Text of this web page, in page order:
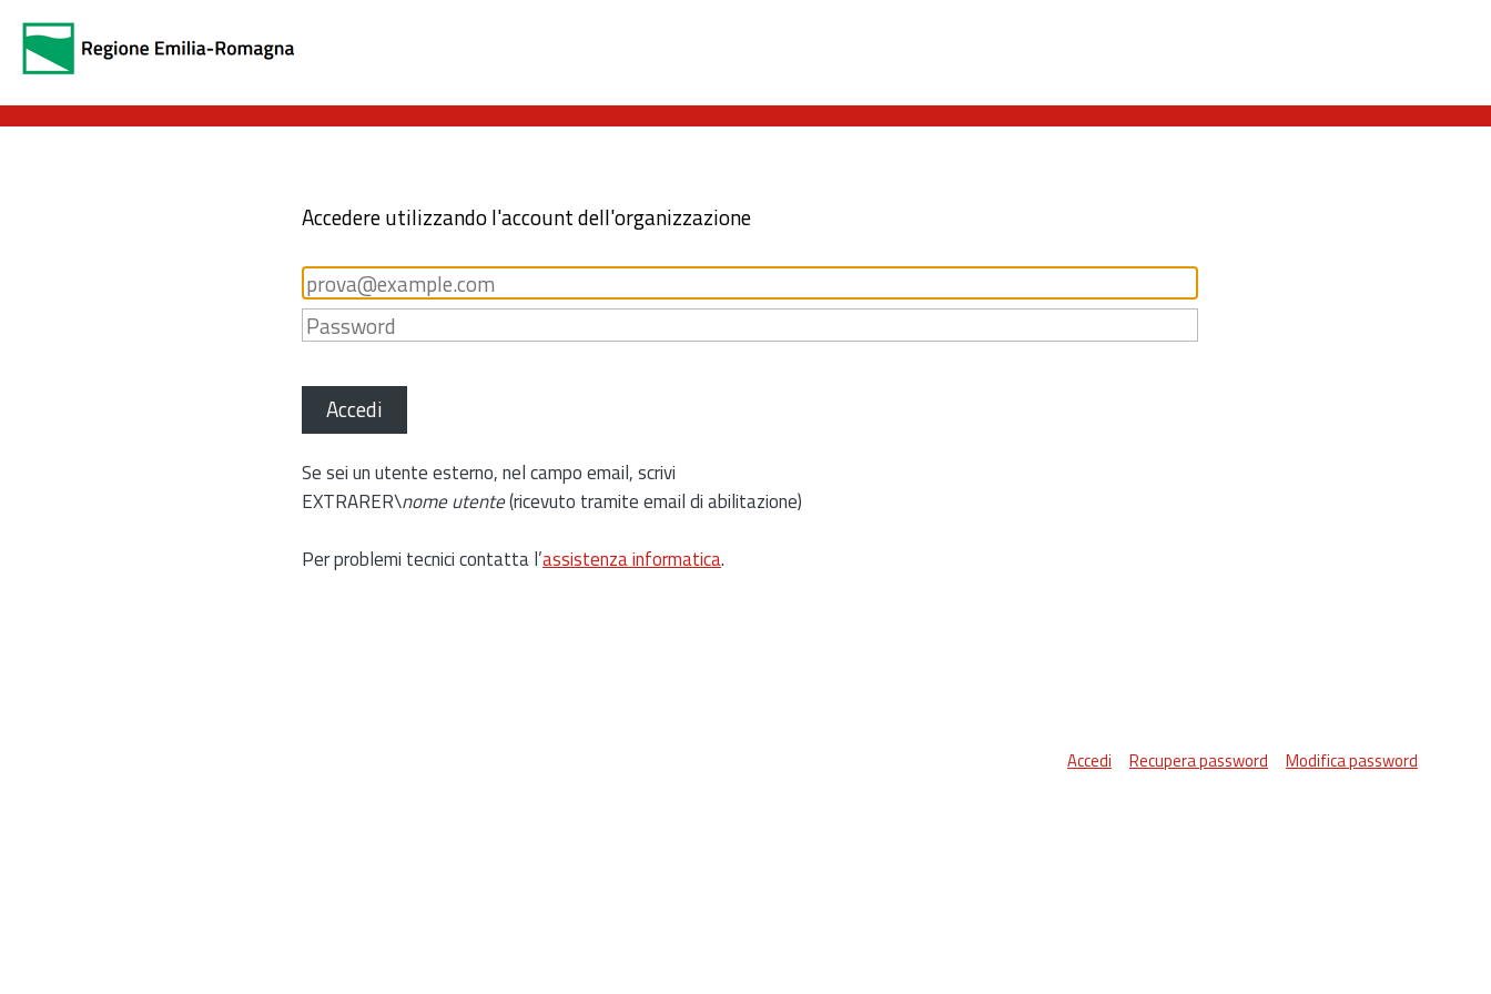
Accedere utilizzando l'account dell'organizzazione
Accedi
Se sei un utente esterno, nel campo email, scrivi
EXTRARER\nome utente(ricevuto tramite email di abilitazione)
Per problemi tecnici contatta l’assistenza informatica.
Accedi Recupera password Modifica password